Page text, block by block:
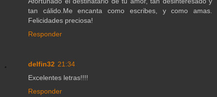
tan cálido.Me encanta como escribes, y como amas.
Felicidades preciosa!
Responder
delfin32 21:34
Excelentes letras!!!!
Responder